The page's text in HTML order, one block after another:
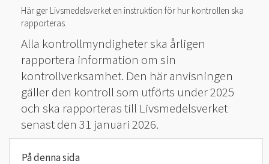
Här ger Livsmedelsverket en instruktion för hur kontrollen ska
rapporteras.
Alla kontrollmyndigheter ska årligen
rapportera information om sin
kontrollverksamhet. Den här anvisningen
gäller den kontroll som utförts under 2025
och ska rapporteras till Livsmedelsverket
senast den 31 januari 2026.